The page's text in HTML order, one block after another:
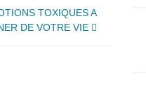
TOXIQUES A
DE VOTRE VIE